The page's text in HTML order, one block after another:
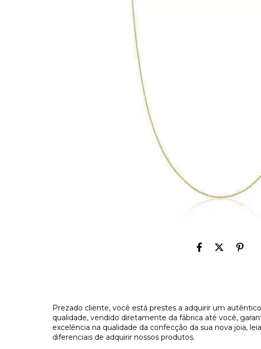
Prezado cliente, você está prestes a adquirir um
qualidade, vendido diretamente da fábrica até você,
excelência na qualidade da confecção da sua nova joia,
diferenciais de adquirir nossos produtos.